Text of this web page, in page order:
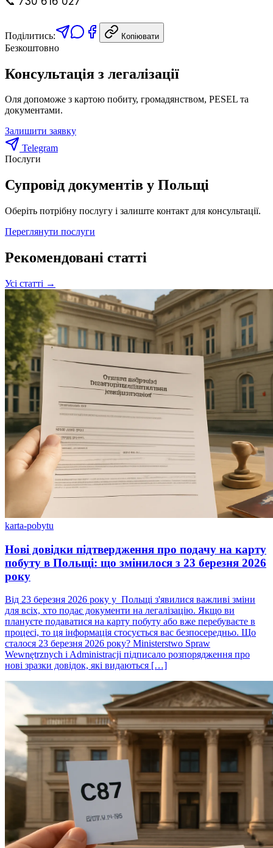
Поділитись: Копіювати
Безкоштовно
Консультація з легалізації
Оля допоможе з картою побиту, громадянством, PESEL та
документами.
Залишити заявку
Telegram
Послуги
Супровід документів у Польщі
Оберіть потрібну послугу і залиште контакт для консультації.
Переглянути послуги
Рекомендовані статті
Усі статті →
karta-pobytu
Нові довідки підтвердження про подачу на карту
побуту в Польщі: що змінилося з 23 березня 2026
року
Від 23 березня 2026 року у Польщі з'явилися важливі зміни
для всіх, хто подає документи на легалізацію. Якщо ви
плануєте подаватися на карту побуту або вже перебуваєте в
процесі, то ця інформація стосується вас безпосередньо. Що
сталося 23 березня 2026 року? Ministerstwo Spraw
Wewnętrznych i Administracji підписало розпорядження про
нові зразки довідок, які видаються […]